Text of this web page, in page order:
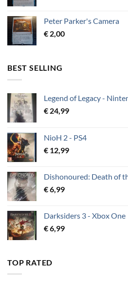
Peter Parker's Camera
€ 2,00
BEST SELLING
Legend of Legacy -
€ 24,99
NioH 2 - PS4
€ 12,99
Dishonoured: Death of
€6,99
Darksiders 3 - Xbox One
€6,99
TOP RATED